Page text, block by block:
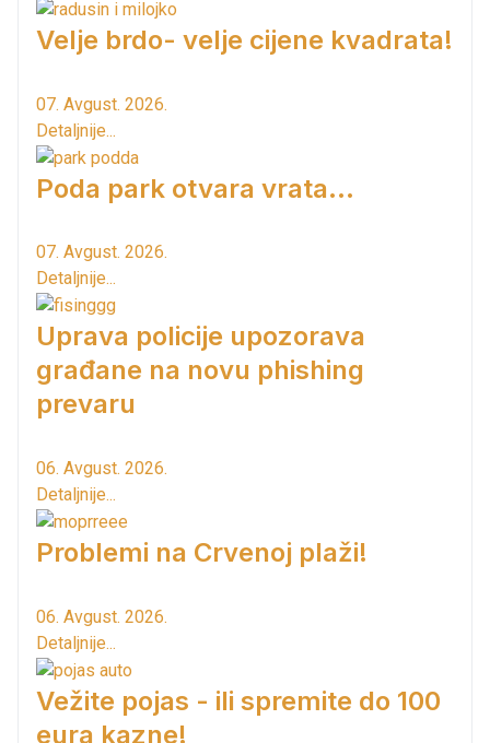
Velje brdo- velje cijene kvadrata!
07. Avgust. 2026.
Detaljnije...
Poda park otvara vrata...
07. Avgust. 2026.
Detaljnije...
Uprava policije upozorava
građane na novu phishing
prevaru
06. Avgust. 2026.
Detaljnije...
Problemi na Crvenoj plaži!
06. Avgust. 2026.
Detaljnije...
Vežite pojas - ili spremite do 100
eura kazne!